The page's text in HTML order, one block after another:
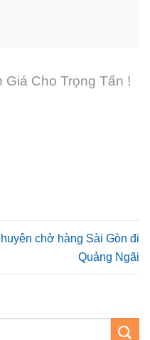
Giá Cho Trọng Tấn !
chở hàng Sài Gòn đi
Quảng Ngãi